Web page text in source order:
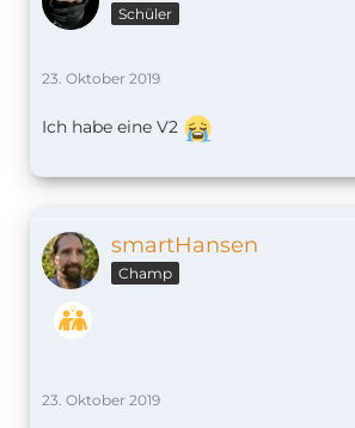
Schüler
23. Oktober 2019
Ich habe eine V2
smartHansen
Champ
23. Oktober 2019